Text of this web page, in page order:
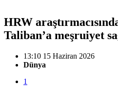
HRW
Taliban’a meşruiyet
13:10 15 Haziran 2026
Dünya
1